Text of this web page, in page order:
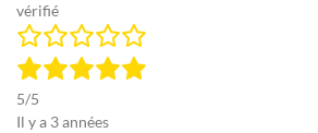
5/5
Il y a 3 années